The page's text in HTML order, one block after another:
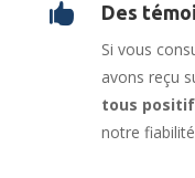
 Des
Si vous
avons reçu
tous
notre